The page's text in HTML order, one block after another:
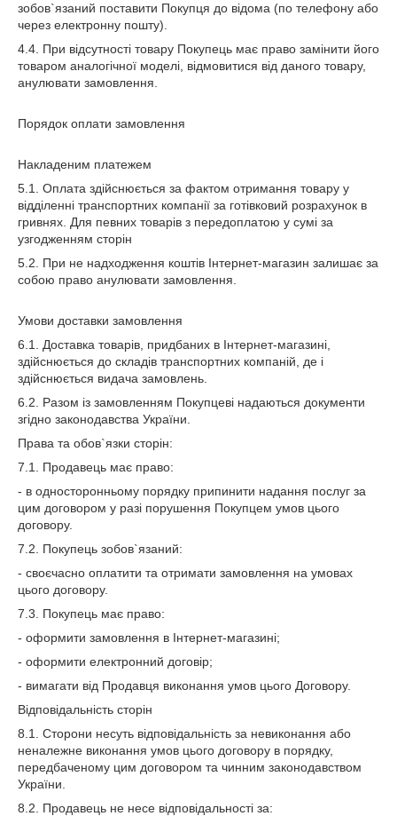
зобов`язаний поставити Покупця до відома (по телефону або
через електронну пошту).
4.4. При відсутності товару Покупець має право замінити його
товаром аналогічної моделі, відмовитися від даного товару,
анулювати замовлення.
Порядок оплати замовлення
Накладеним платежем
5.1. Оплата здійснюється за фактом отримання товару у
відділенні транспортних компанії за готівковий розрахунок в
гривнях. Для певних товарів з передоплатою у сумі за
узгодженням сторін
5.2. При не надходження коштів Інтернет-магазин залишає за
собою право анулювати замовлення.
Умови доставки замовлення
6.1. Доставка товарів, придбаних в Інтернет-магазині,
здійснюється до складів транспортних компаній, де і
здійснюється видача замовлень.
6.2. Разом із замовленням Покупцеві надаються документи
згідно законодавства України.
Права та обов`язки сторін:
7.1. Продавець має право:
- в односторонньому порядку припинити надання послуг за
цим договором у разі порушення Покупцем умов цього
договору.
7.2. Покупець зобов`язаний:
- своєчасно оплатити та отримати замовлення на умовах
цього договору.
7.3. Покупець має право:
- оформити замовлення в Інтернет-магазині;
- оформити електронний договір;
- вимагати від Продавця виконання умов цього Договору.
Відповідальність сторін
8.1. Сторони несуть відповідальність за невиконання або
неналежне виконання умов цього договору в порядку,
передбаченому цим договором та чинним законодавством
України.
8.2. Продавець не несе відповідальності за: